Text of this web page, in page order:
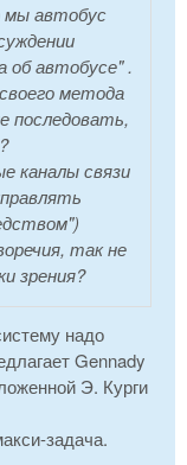
мы автобус
об автобусе" .
метода
последовать,
каналы связи
так не
зрения?
надо
Gennady
Э. Курги
задача.